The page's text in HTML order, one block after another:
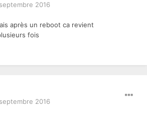
2016
après un reboot ca revient
fois
2016